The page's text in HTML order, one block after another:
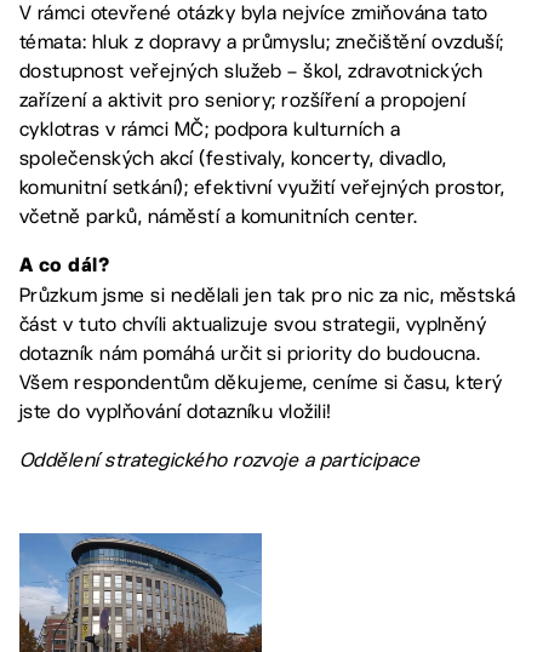
V rámci otevřené otázky byla nejvíce zmiňována tato
témata: hluk z dopravy a průmyslu; znečištění ovzduší;
dostupnost veřejných služeb – škol, zdravotnických
zařízení a aktivit pro seniory; rozšíření a propojení
cyklotras v rámci MČ; podpora kulturních a
společenských akcí (festivaly, koncerty, divadlo,
komunitní setkání); efektivní využití veřejných prostor,
včetně parků, náměstí a komunitních center.
A co dál?
Průzkum jsme si nedělali jen tak pro nic za nic, městská
část v tuto chvíli aktualizuje svou strategii, vyplněný
dotazník nám pomáhá určit si priority do budoucna.
Všem respondentům děkujeme, ceníme si času, který
jste do vyplňování dotazníku vložili!
Oddělení strategického rozvoje a participace